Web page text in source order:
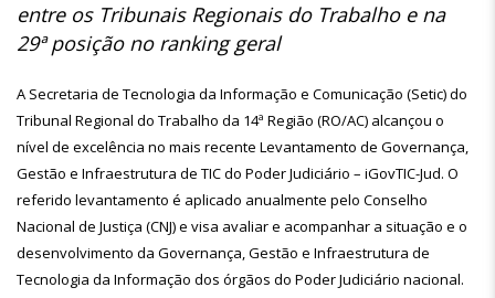
entre os Tribunais Regionais do Trabalho e na
29ª posição no ranking geral
A Secretaria de Tecnologia da Informação e Comunicação (Setic) do
Tribunal Regional do Trabalho da 14ª Região (RO/AC) alcançou o
nível de excelência no mais recente Levantamento de Governança,
Gestão e Infraestrutura de TIC do Poder Judiciário – iGovTIC-Jud. O
referido levantamento é aplicado anualmente pelo Conselho
Nacional de Justiça (CNJ) e visa avaliar e acompanhar a situação e o
desenvolvimento da Governança, Gestão e Infraestrutura de
Tecnologia da Informação dos órgãos do Poder Judiciário nacional.